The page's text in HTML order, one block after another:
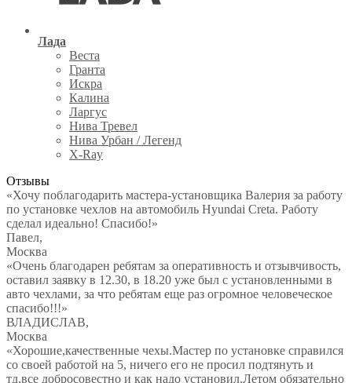
Лада
Веста
Гранта
Искра
Калина
Ларгус
Нива Тревел
Нива Урбан / Легенд
X-Ray
Отзывы
«Хочу поблагодарить мастера-установщика Валерия за работу
по установке чехлов на автомобиль Hyundai Creta. Работу
сделал идеально! Спасибо!»
Павел,
Москва
«Очень благодарен ребятам за оперативность и отзывчивость,
оставил заявку в 12.30, в 18.20 уже был с установленными в
авто чехлами, за что ребятам еще раз огромное человеческое
спасибо!!!»
ВЛАДИСЛАВ,
Москва
«Хорошие,качественные чехы.Мастер по установке справился
со своей работой на 5, ничего его не просил подтянуть и
тд,все добросовестно и как надо установил.Летом обязательно